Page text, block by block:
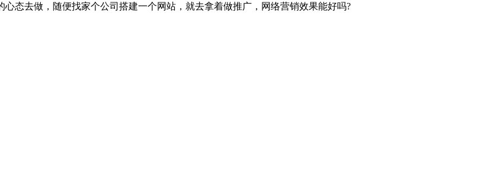
态去做，随便找家个公司搭建一个网站，就去拿着做推广，网络营销效果能好吗?